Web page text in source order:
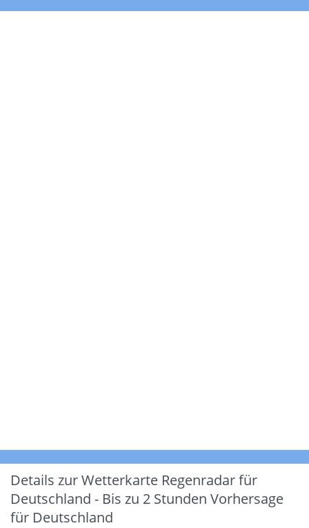
Details zur Wetterkarte Regenradar für
Deutschland - Bis zu 2 Stunden Vorhersage
für Deutschland